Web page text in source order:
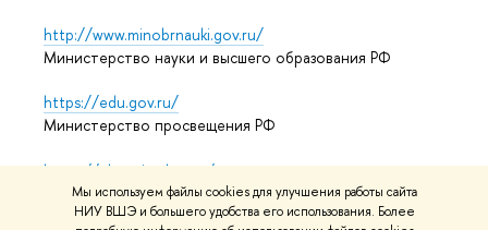
Мы используем файлы cookies для улучшения работы сайта
НИУ ВШЭ и большего удобства его использования. Более
http://www.minobrnauki.gov.ru/
Министерство науки и высшего образования РФ
https://edu.gov.ru/
Министерство просвещения РФ
https://elearning.hse.ru/mooc
Массовые открытые онлайн-курсы